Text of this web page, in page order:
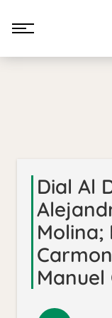
Dial Al
Molina;
Manuel